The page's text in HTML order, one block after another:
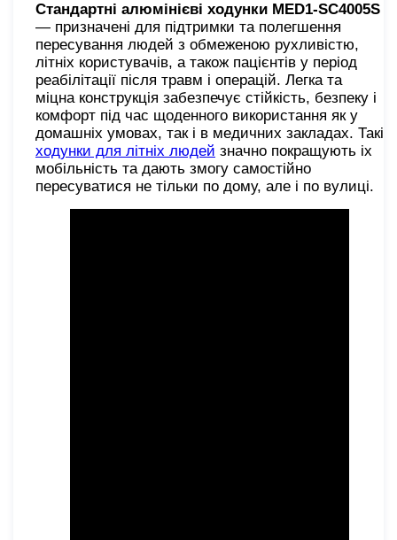
Стандартні алюмінієві ходунки MED1-SC4005S
— призначені для підтримки та полегшення
пересування людей з обмеженою рухливістю,
літніх користувачів, а також пацієнтів у період
реабілітації після травм і операцій. Легка та
міцна конструкція забезпечує стійкість, безпеку і
комфорт під час щоденного використання як у
домашніх умовах, так і в медичних закладах. Такі
ходунки для літніх людей значно покращують іх
мобільність та дають змогу самостійно
пересуватися не тільки по дому, але і по вулиці.